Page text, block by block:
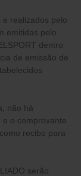
realizados pelo
emitidas pelo
dentro
de emissão de
não há
e o comprovante
recibo para
serão